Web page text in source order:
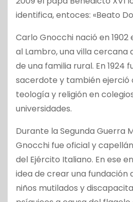
identifica, entoces: «Beato
Carlo Gnocchi nació en 1902
al Lambro, una villa cercana
de una familia rural. En 1924
sacerdote y también ejerció
teología y religión en
universidades.
Durante la Segunda Guerra
Gnocchi fue oficial y
del Ejército Italiano. En ese
idea de crear una fundación
niños mutilados y